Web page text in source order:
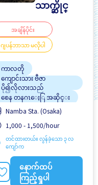
သာက္ဆိုင္
အချိန်ပိုင်း
ဂျပန်ဘာသာ မလိုပါ
ကာလတို
ကျောင်းသား ဗီဇာ
ပို၍လိုလားသည်
စေန တနဂၤေႏြ အဆိုင္း
တစ္ပတ္ႏွစ္ရက္မွ သံုးရက္
ထမင်းကျွေးမည်
ၾကိဳတင္လစာေငြေပးျခင္း
ဘူတာႏွင့္နီးေသာ
လမ္းစရိတ္ေပးသည္
အချိန်ပြည့် အလုပ်လုပ်ခွင့်ရ
Namba Sta. (Osaka)
1,000 - 1,500/hour
တင်ထားတယ်။ လွန်ခဲ့သော ၃ လ
ကျော်က
နောက်ထပ်
ကြည့်ရှုပါ